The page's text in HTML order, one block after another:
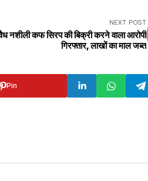
NEXT POST
नशीली कफ सिरप की बिक्री करने वाला आरोपी
गिरफ्तार, लाखों का माल जब्त
Pin